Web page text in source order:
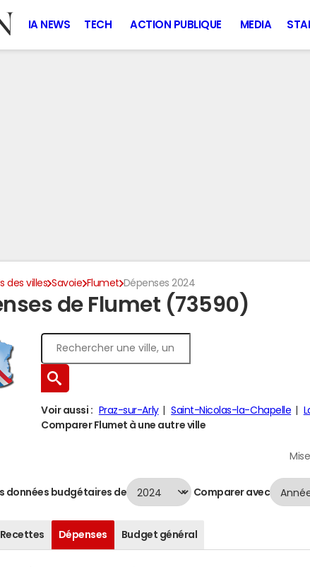
IA NEWS TECH ACTION PUBLIQUE MEDIA
des villes Savoie Flumet Dépenses 2024
de Flumet (73590)
Voir aussi : Praz-sur-Arly Saint-Nicolas-la-Chapelle
Comparer Flumet à une autre ville
données budgétaires de Comparer avec
Recettes Dépenses Budget général